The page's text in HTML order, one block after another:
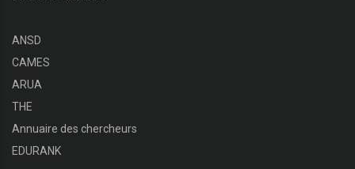
ANSD
CAMES
ARUA
THE
Annuaire des chercheurs
EDURANK